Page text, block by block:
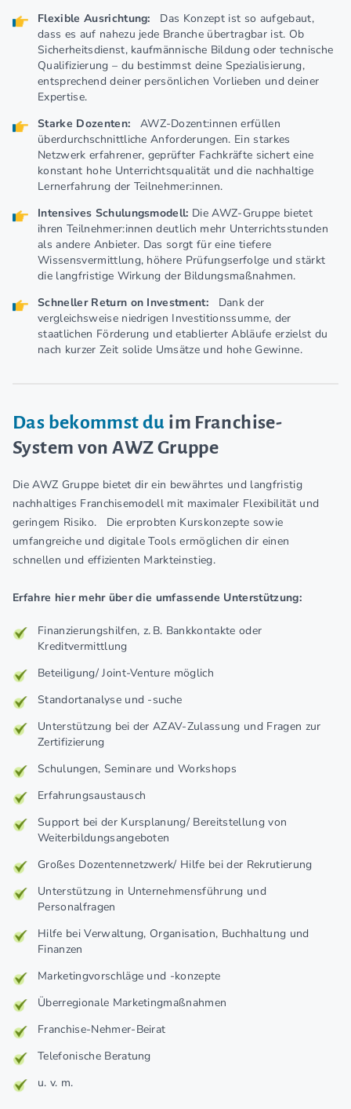
Flexible Ausrichtung: Das Konzept ist so aufgebaut,
dass es auf nahezu jede Branche übertragbar ist. Ob
Sicherheitsdienst, kaufmännische Bildung oder technische
Qualifizierung – du bestimmst deine Spezialisierung,
entsprechend deiner persönlichen Vorlieben und deiner
Expertise.
Starke Dozenten: AWZ-Dozent:innen erfüllen
überdurchschnittliche Anforderungen. Ein starkes
Netzwerk erfahrener, geprüfter Fachkräfte sichert eine
konstant hohe Unterrichtsqualität und die nachhaltige
Lernerfahrung der Teilnehmer:innen.
Intensives Schulungsmodell: Die AWZ-Gruppe bietet
ihren Teilnehmer:innen deutlich mehr Unterrichtsstunden
als andere Anbieter. Das sorgt für eine tiefere
Wissensvermittlung, höhere Prüfungserfolge und stärkt
die langfristige Wirkung der Bildungsmaßnahmen.
Schneller Return on Investment:
Dank der
vergleichsweise niedrigen Investitionssumme, der
staatlichen Förderung und etablierter Abläufe erzielst du
nach kurzer Zeit solide Umsätze und hohe Gewinne.
Das bekommst du im Franchise-
System von AWZ Gruppe
Die AWZ Gruppe bietet dir ein bewährtes und langfristig
nachhaltiges Franchisemodell mit maximaler Flexibilität und
geringem Risiko. Die erprobten Kurskonzepte sowie
umfangreiche und digitale Tools ermöglichen dir einen
schnellen und effizienten Markteinstieg.
Erfahre hier mehr über die umfassende Unterstützung:
Finanzierungshilfen, z. B. Bankkontakte oder
Kreditvermittlung
Beteiligung/ Joint-Venture möglich
Standortanalyse und -suche
Unterstützung bei der AZAV-Zulassung und Fragen zur
Zertifizierung
Schulungen, Seminare und Workshops
Erfahrungsaustausch
Support bei der Kursplanung/ Bereitstellung von
Weiterbildungsangeboten
Großes Dozentennetzwerk/ Hilfe bei der Rekrutierung
Unterstützung in Unternehmensführung und
Personalfragen
Hilfe bei Verwaltung, Organisation, Buchhaltung und
Finanzen
Marketingvorschläge und -konzepte
Überregionale Marketingmaßnahmen
Franchise-Nehmer-Beirat
Telefonische Beratung
u. v. m.